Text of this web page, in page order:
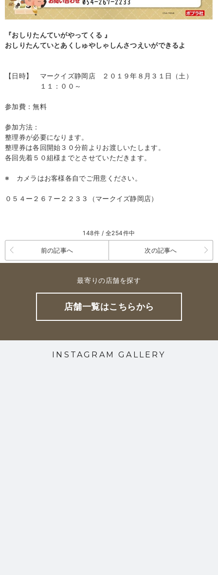
『おしりたんていがやってくる 』
おしりたんていとあくしゅやしゃしんさつえいができるよ
【日時】 マークイズ静岡店 ２０１９年８月３１日（土）
１１：００～
参加費：無料
参加方法：
整理券が必要になります。
整理券は各回開始３０分前よりお渡しいたします。
各回先着５０組様までとさせていただきます。
※ カメラはお客様各自でご用意ください。
０５４ー２６７ー２２３３（マークイズ静岡店）
148件 / 全254件中
前の記事へ 次の記事へ
最寄りの店舗を探す
店舗一覧はこちらから
INSTAGRAM GALLERY